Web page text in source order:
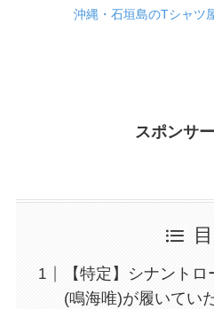
沖縄・石垣島のTシャツ
スポンサ
【特定】シナント
(鳴海唯)が履いてい